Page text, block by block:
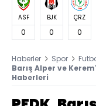
ASF
0
BJK
0
ÇRZ
0
Haberler Spor
Barış Alper ve
Haberleri